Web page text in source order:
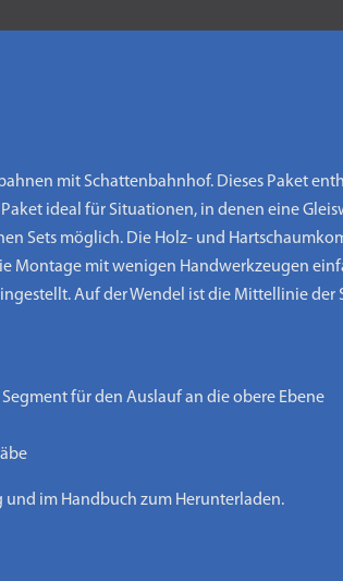
mit Schattenbahnhof. Dieses Paket
ideal für Situationen, in denen eine
Sets möglich. Die Holz- und
Montage mit wenigen Handwerkzeugen
Auf der Wendel ist die Mittellinie der
für den Auslauf an die obere Ebene
im Handbuch zum Herunterladen.